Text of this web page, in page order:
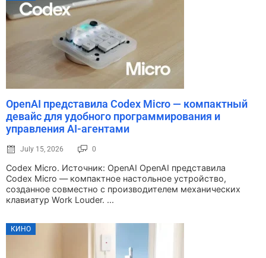
OpenAI представила Codex Micro — компактный
девайс для удобного программирования и
управления AI-агентами
July 15, 2026 0
Codex Micro. Источник: OpenAI OpenAI представила
Codex Micro — компактное настольное устройство,
созданное совместно с производителем механических
клавиатур Work Louder. ...
КИНО